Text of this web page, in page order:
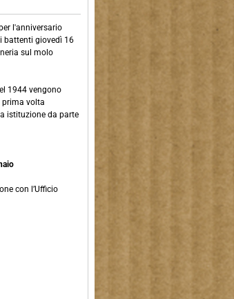
l'anniversario
battenti giovedì 16
sul molo
1944 vengono
prima volta
istituzione da parte
con l’Ufficio